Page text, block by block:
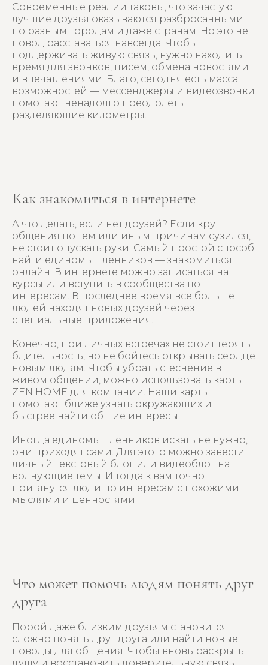
Современные реалии таковы, что зачастую
лучшие друзья оказываются разбросанными
по разным городам и даже странам. Но это не
повод расставаться навсегда. Чтобы
поддерживать живую связь, нужно находить
время для звонков, писем, обмена новостями
и впечатлениями. Благо, сегодня есть масса
возможностей — мессенджеры и видеозвонки
помогают ненадолго преодолеть
разделяющие километры.
Как знакомиться в интернете
А что делать, если нет друзей? Если круг
общения по тем или иным причинам сузился,
не стоит опускать руки. Самый простой способ
найти единомышленников — знакомиться
онлайн. В интернете можно записаться на
курсы или вступить в сообщества по
интересам. В последнее время все больше
людей находят новых друзей через
специальные приложения.
Конечно, при личных встречах не стоит терять
бдительность, но не бойтесь открывать сердце
новым людям. Чтобы убрать стеснение в
живом общении, можно использовать карты
ZEN HOME для компании. Наши карты
помогают ближе узнать окружающих и
быстрее найти общие интересы.
Иногда единомышленников искать не нужно,
они приходят сами. Для этого можно завести
личный текстовый блог или видеоблог на
волнующие темы. И тогда к вам точно
притянутся люди по интересам с похожими
мыслями и ценностями.
Что может помочь людям понять друг
друга
Порой даже близким друзьям становится
сложно понять друг друга или найти новые
поводы для общения. Чтобы вновь раскрыть
Купитьигру